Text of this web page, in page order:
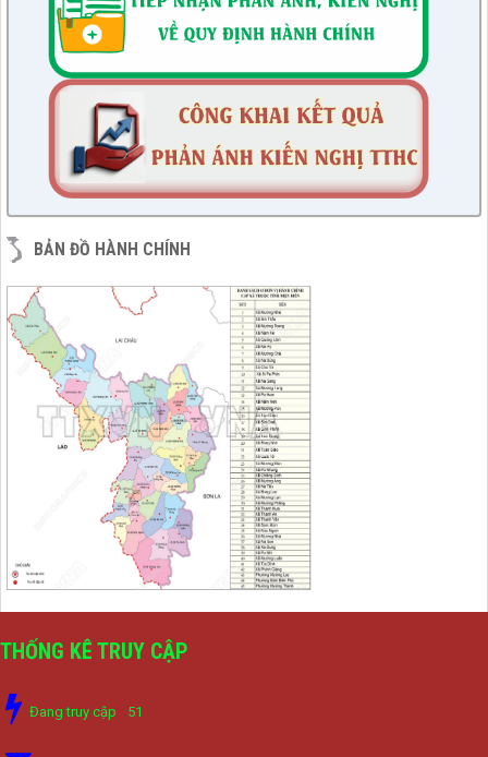
Đề xuất chuyên đề giám sát năm 2024
lượt xem: 2818 | lượt tải:767
4/CV-BKTXH
Đề xuất nội dung giám sát năm 2024 của TT HĐND huyện
lượt xem: 3645 | lượt tải:1007
BẢN ĐỒ HÀNH CHÍNH
THỐNG KÊ TRUY CẬP
Đang truy cập 51